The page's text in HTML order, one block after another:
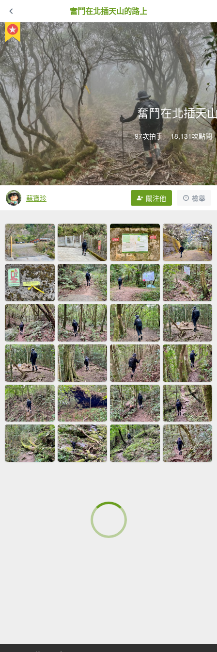
奮鬥在北插天山的路上
奮鬥在北插天
97次拍手 18,131次點閱
蘇寶珍 關注他 檢舉